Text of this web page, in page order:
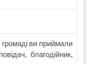
ви приймали
благодійник,